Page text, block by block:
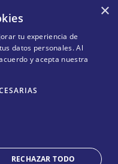
×
tu experiencia de
datos personales. Al
y acepta nuestra
RECHAZAR TODO